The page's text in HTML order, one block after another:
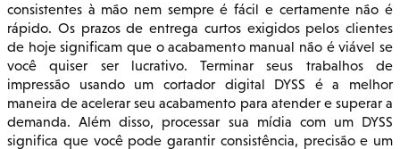
consistentes à mão nem sempre é fácil e certamente não é
rápido. Os prazos de entrega curtos exigidos pelos clientes
de hoje significam que o acabamento manual não é viável se
você quiser ser lucrativo. Terminar seus trabalhos de
impressão usando um cortador digital DYSS é a melhor
maneira de acelerar seu acabamento para atender e superar a
demanda. Além disso, processar sua mídia com um DYSS
significa que você pode garantir consistência, precisão e um